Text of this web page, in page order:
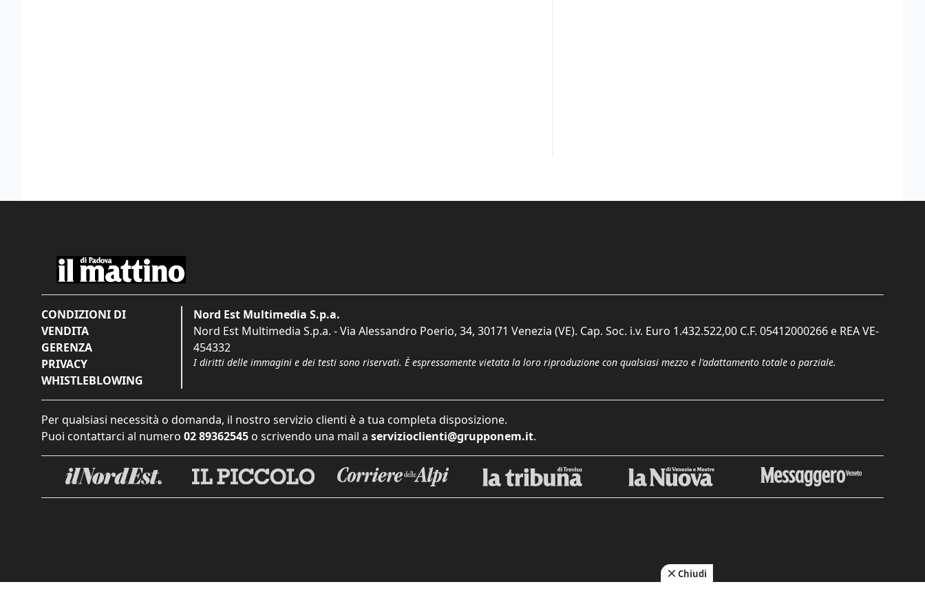
CONDIZIONI DI
VENDITA
GERENZA
PRIVACY
WHISTLEBLOWING
Nord Est Multimedia S.p.a.
Nord Est Multimedia S.p.a. - Via Alessandro Poerio, 34, 30171 Venezia (VE). Cap. Soc. i.v. Euro 1.432.522,00 C.F. 05412000266 e REA VE-
454332
I diritti delle immagini e dei testi sono riservati. È espressamente vietata la loro riproduzione con qualsiasi mezzo e l'adattamento totale o parziale.
Per qualsiasi necessità o domanda, il nostro servizio clienti è a tua completa disposizione.
Puoi contattarci al numero 02 89362545 o scrivendo una mail a servizioclienti@grupponem.it.
Chiudi